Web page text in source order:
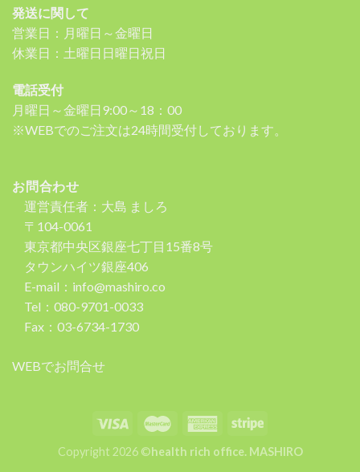
発送に関して
営業日：月曜日～金曜日
休業日：土曜日日曜日祝日
電話受付
月曜日～金曜日9:00～18：00
※WEBでのご注文は24時間受付しております。
お問合わせ
運営責任者：大島 ましろ
〒104-0061
東京都中央区銀座七丁目15番8号
タウンハイツ銀座406
E-mail：info@mashiro.co
Tel：080-9701-0033
Fax：03-6734-1730
WEBでお問合せ
Copyright 2026 ©health rich office. MASHIRO